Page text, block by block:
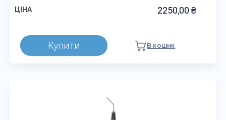
ЦІНА 2250,00 ₴
Купити В кошик
Цей
товар